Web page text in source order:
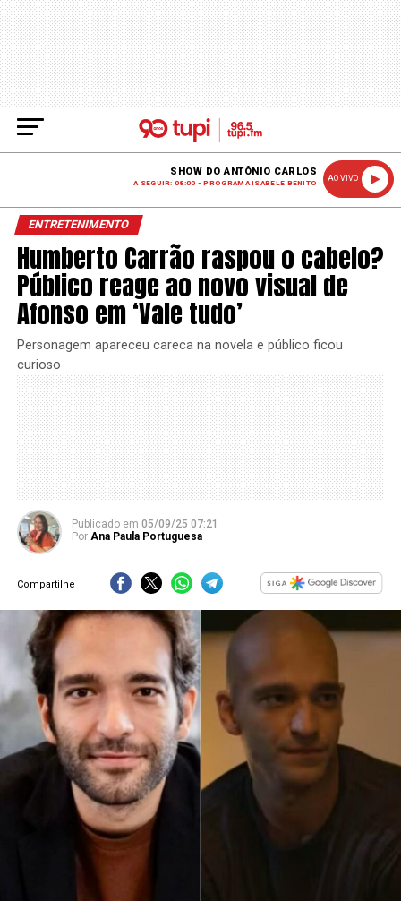
SHOW DO ANTÔNIO CARLOS
A SEGUIR: 08:00 - PROGRAMA ISABELE BENITO
AO VIVO
ENTRETENIMENTO
Humberto Carrão raspou o cabelo?
Público reage ao novo visual de
Afonso em ‘Vale tudo’
Personagem apareceu careca na novela e público ficou
curioso
Publicado em 05/09/25 07:21
Por Ana Paula Portuguesa
Compartilhe